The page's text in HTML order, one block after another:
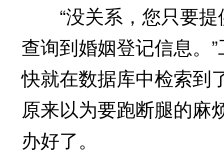
“没关系，您只要提
查询到婚姻登记信息。
快就在数据库中检索到
原来以为要跑断腿的麻
办好了。